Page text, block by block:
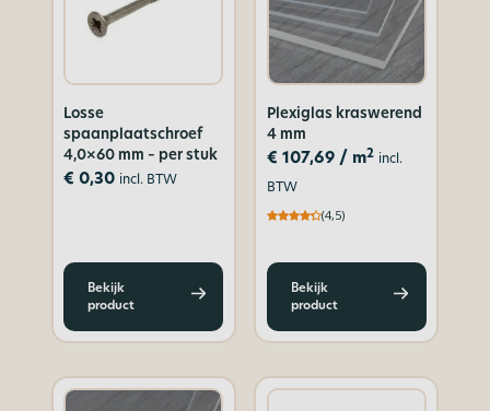
Losse
spaanplaatschroef
4,0×60 mm – per stuk
€ 0,30 incl. BTW
Bekijk
product
Plexiglas kraswerend
4 mm
€ 107,69/ m2 incl.
BTW
(4,5)
Bekijk
product